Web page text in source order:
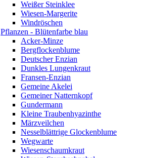
Weißer Steinklee
Wiesen-Margerite
Windröschen
Pflanzen - Blütenfarbe blau
Acker-Minze
Bergflockenblume
Deutscher Enzian
Dunkles Lungenkraut
Fransen-Enzian
Gemeine Akelei
Gemeiner Natternkopf
Gundermann
Kleine Traubenhyazinthe
Märzveilchen
Nesselblättrige Glockenblume
Wegwarte
Wiesenschaumkraut